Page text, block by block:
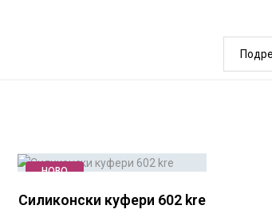
НОВО
Силиконски куфери 602 kre